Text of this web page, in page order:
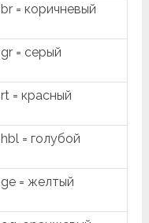
br = коричневый
gr = серый
rt = красный
hbl = голубой
ge = желтый